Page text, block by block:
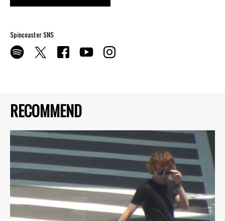
RECOMMEND
Spincoaster SNS